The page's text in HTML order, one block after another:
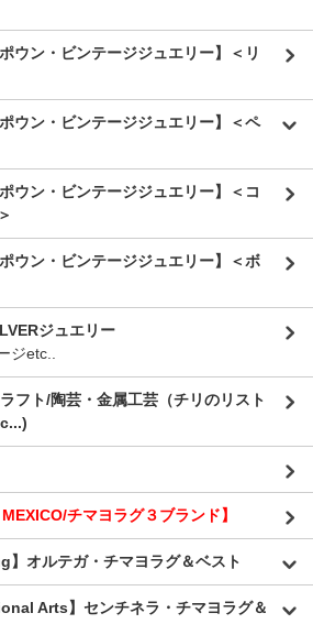
ウン・ビンテージジュエリー】＜リ
ウン・ビンテージジュエリー】＜ペ
ウン・ビンテージジュエリー】＜コ
ウン・ビンテージジュエリー】＜ボ
ジュエリー
ジetc..
フト/陶芸・金属工芸（チリのリスト
チマヨラグ３ブランド】
オルテガ・チマヨラグ＆ベスト
Arts】センチネラ・チマヨラグ＆